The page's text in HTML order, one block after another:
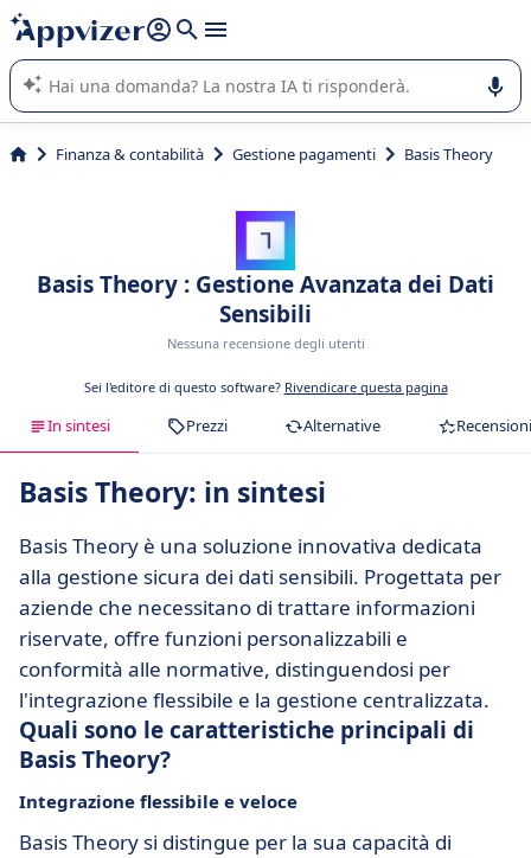
righe con
shift + enter
L'IA di Appvizer vi guida nell'utilizzo o nella scelta di un
software SaaS per la vostra azienda.
Finanza & contabilità Gestione pagamenti Basis Theory
Basis Theory : Gestione Avanzata dei Dati
Sensibili
Nessuna recensione degli utenti
Sei l'editore di questo software? Rivendicare questa pagina
In sintesi Prezzi Alternative Recensioni
Basis Theory: in sintesi
Basis Theory è una soluzione innovativa dedicata
alla gestione sicura dei dati sensibili. Progettata per
aziende che necessitano di trattare informazioni
riservate, offre funzioni personalizzabili e
conformità alle normative, distinguendosi per
l'integrazione flessibile e la gestione centralizzata.
Quali sono le caratteristiche principali di
Basis Theory?
Integrazione flessibile e veloce
Basis Theory si distingue per la sua capacità di